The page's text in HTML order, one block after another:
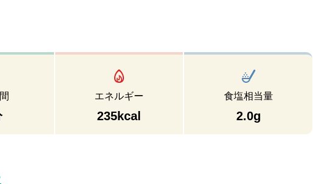
エネルギー
235kcal
食塩相当量
2.0g